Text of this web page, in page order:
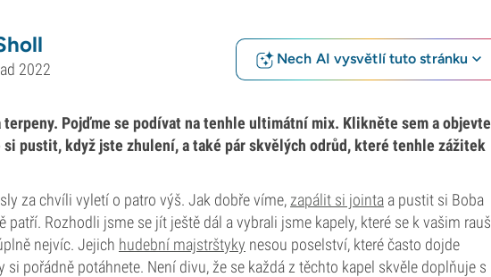
2022
Nech AI vysvětlí tuto stránku
terpeny. Pojďme se podívat na tenhle ultimátní mix. Klikněte sem a objevte
pustit, když jste zhulení, a také pár skvělých odrůd, které tenhle zážitek
za chvíli vyletí o patro výš. Jak dobře víme, zapálit si jointa a pustit si Boba
patří. Rozhodli jsme se jít ještě dál a vybrali jsme kapely, které se k vašim rauš
nejvíc. Jejich hudební majstrštyky nesou poselství, které často dojde
si pořádně potáhnete. Není divu, že se každá z těchto kapel skvěle doplňuje s